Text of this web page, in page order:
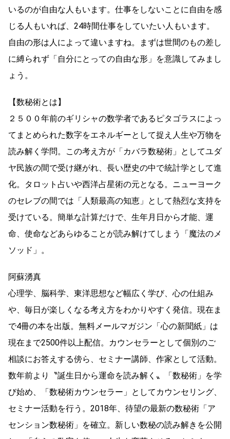
いるのが自由な人もいます。仕事をしないことに自由を感
じる人もいれば、24時間仕事をしていたい人もいます。
自由の形は人によって違いますね。まずは世間のもの差し
に縛られず「自分にとっての自由な形」を意識してみまし
ょう。
【数秘術とは】
２５００年前のギリシャの数学者であるピタゴラスによっ
てまとめられた数字をエネルギーとして捉え人生や万物を
読み解く学問。この考え方が「カバラ数秘術」としてユダ
ヤ民族の間で受け継がれ、長い歴史の中で統計学として進
化。タロット占いや西洋占星術の元となる。ニューヨーク
のセレブの間では「人類最高の知恵」として熱烈な支持を
受けている。簡単な計算だけで、生年月日から才能、運
命、使命などあらゆることが読み解けてしまう「魔法のメ
ソッド」。
阿蘇湧真
心理学、脳科学、東洋思想など幅広く学び、心の仕組み
や、毎日が楽しくなる考え方をわかりやすく発信。現在ま
で4冊の本を出版。無料メールマガジン「心の新聞紙」は
現在まで2500件以上配信。カウンセラーとして個別のご
相談にお答えする傍ら、セミナー講師、作家として活動。
数年前より〝誕生日から運命を読み解く〟「数秘術」を学
び始め、「数秘術カウンセラー」としてカウンセリング、
セミナー活動を行う。2018年、待望の最新の数秘術「ア
センション数秘術」を確立。新しい数秘の読み解きを公開